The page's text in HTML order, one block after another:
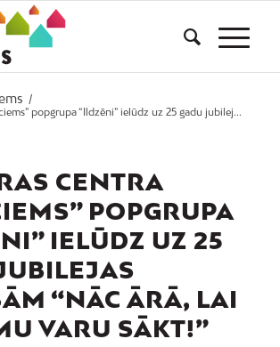
/
popgrupa “Ildzēni” ielūdz uz 25 gadu jubilej...
CENTRA
POPGRUPA
IELŪDZ UZ 25
“NĀC ĀRĀ, LAI
VARU SĀKT!”